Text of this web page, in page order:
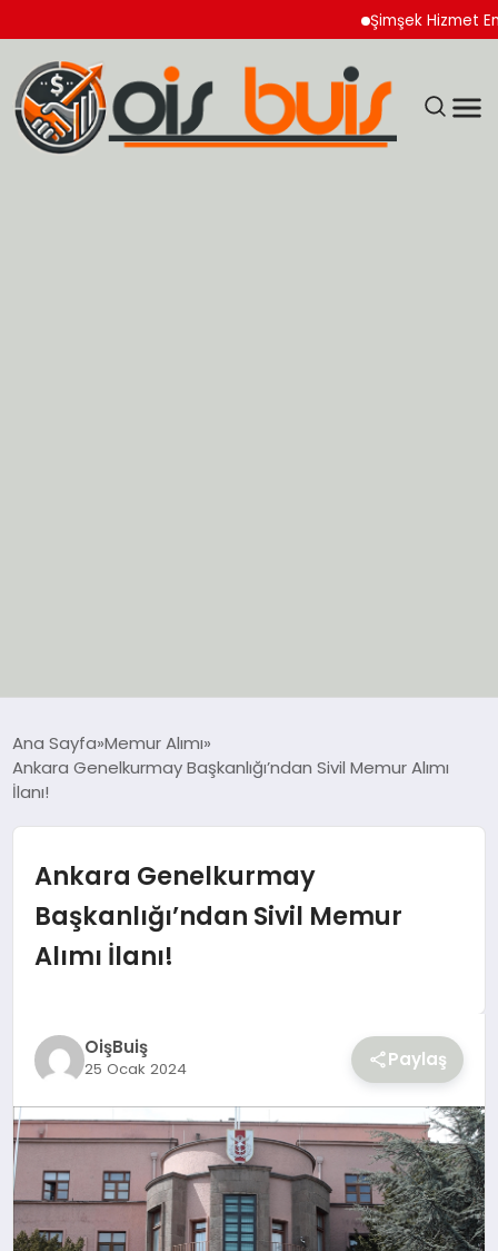
Şimşek Hizmet
EKONOMİ
SPOR
Ana Sayfa Memur Alımı
Ankara Genelkurmay Başkanlığı’ndan Sivil Memur Alımı
İlanı!
Ankara Genelkurmay
Başkanlığı’ndan Sivil Memur
Alımı İlanı!
OişBuiş
25 Ocak 2024 Paylaş